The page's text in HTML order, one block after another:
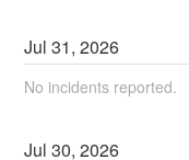
Jul31,2026
No incidents reported.
Jul30,2026